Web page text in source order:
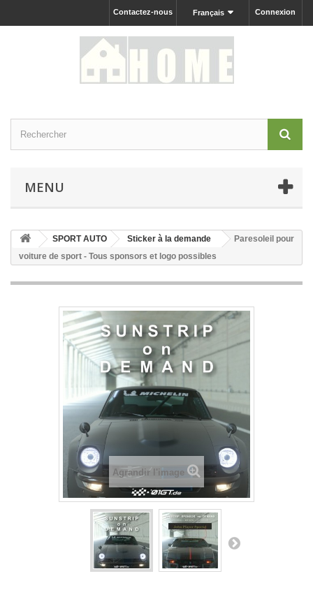
Connexion
Français
Contactez-nous
MENU
SPORT AUTO Sticker à la demande
Paresoleil pour
voiture de sport - Tous sponsors et logo possibles
Agrandir l'image